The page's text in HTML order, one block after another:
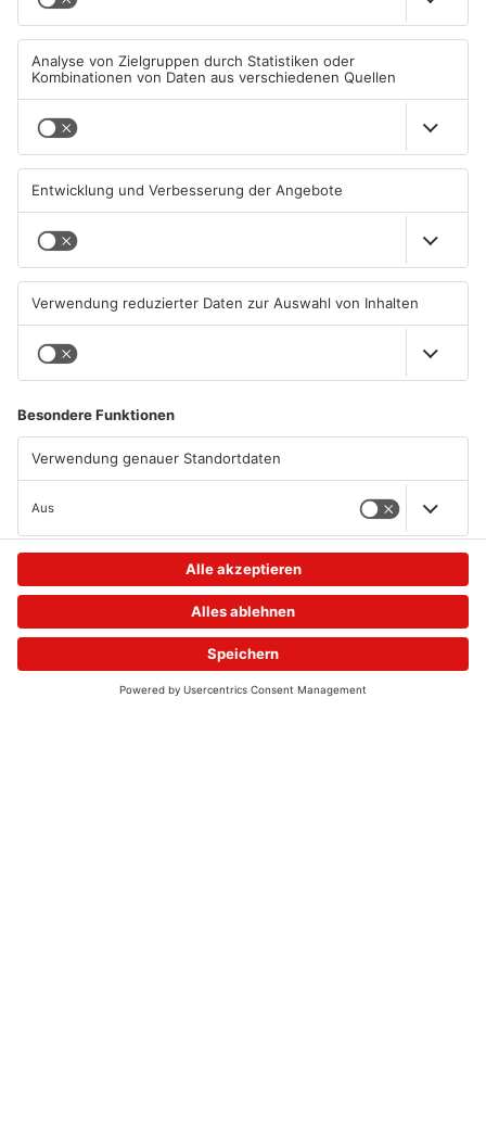
06.08.2026, 05:30 UHR IN KREIS
ASCHAFFENBURG
03.08.2026, 15:57 UHR IN KREIS
ASCHAFFENBURG